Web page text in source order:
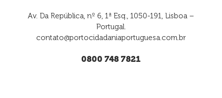
Av. Da República, nº 6, 1ª Esq., 1050-191, Lisboa –
Portugal.
contato@portocidadaniaportuguesa.com.br
0800 748 7821